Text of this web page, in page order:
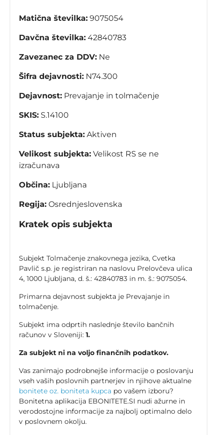
Matična številka: 9075054
Davčna številka: 42840783
Zavezanec za DDV: Ne
Šifra dejavnosti: N74.300
Dejavnost: Prevajanje in tolmačenje
SKIS: S.14100
Status subjekta: Aktiven
Velikost subjekta: Velikost RS se ne
izračunava
Občina: Ljubljana
Regija: Osrednjeslovenska
Kratek opis subjekta
Subjekt Tolmačenje znakovnega jezika, Cvetka
Pavlič s.p. je registriran na naslovu Prelovčeva ulica
4, 1000 Ljubljana, d. š.: 42840783 in m. š.: 9075054.
Primarna dejavnost subjekta je Prevajanje in
tolmačenje.
Subjekt ima odprtih naslednje število bančnih
računov v Sloveniji: 1.
Za subjekt ni na voljo finančnih podatkov.
Vas zanimajo podrobnejše informacije o poslovanju
vseh vaših poslovnih partnerjev in njihove aktualne
bonitete oz. boniteta kupca po vašem izboru?
Bonitetna aplikacija EBONITETE.SI nudi ažurne in
verodostojne informacije za najbolj optimalno delo
v poslovnem okolju.